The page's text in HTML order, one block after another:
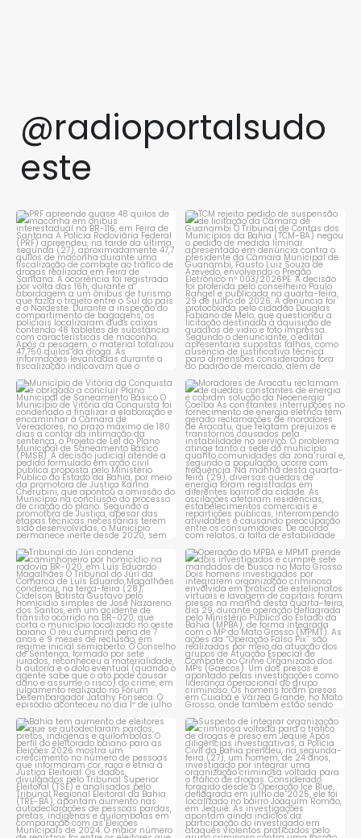
@radioportalsudo
este
PRF apreende quase 48 quilos
de maconha em ônibus...
1 0
TCM rejeita pedido de
suspensão de licitação da...
1 0
Município de Vitória da
Conquista é obrigado a...
1 0
Moradores de Aracatu
reclamam de quedas
constantes ...
1 0
Tribunal do Júri condena
caminhoneiro por...
1 0
Operação do MPBA e MPMT
prende dois investigados e...
1 0
Bahia tem aumento de eleitores
que se autodeclaram...
1 0
Suspeito de integrar
organização criminosa
voltada...
1 0